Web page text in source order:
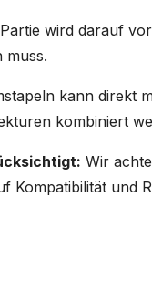
wird darauf
muss.
kann direkt
kombiniert
Wir
Kompatibilität und